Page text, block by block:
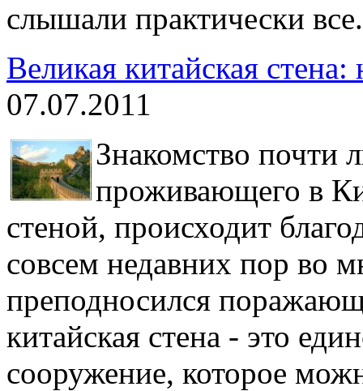
слышали практически
Великая китайская
07.07.2011
Знакомство почти
проживающего в
стеной, происходит
совсем недавних пор во
преподносился
китайская стена - это
сооружение, которое